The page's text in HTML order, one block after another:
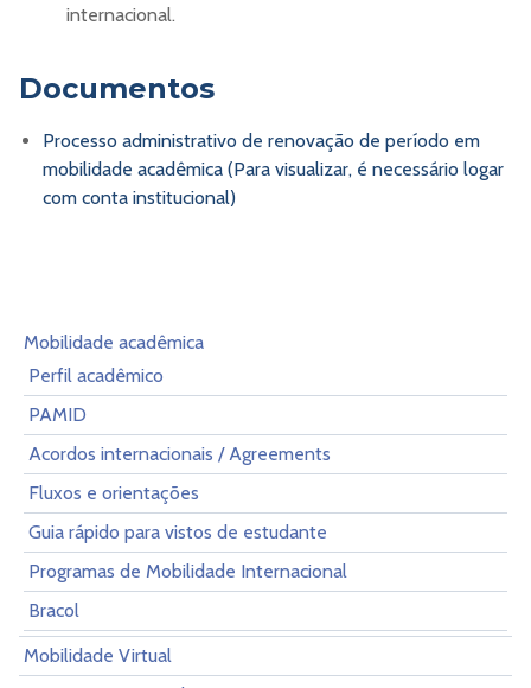
internacional.
Documentos
Processo administrativo de renovação de período em
mobilidade acadêmica (Para visualizar, é necessário logar
com conta institucional)
Mobilidade acadêmica
Perfil acadêmico
PAMID
Acordos internacionais / Agreements
Fluxos e orientações
Guia rápido para vistos de estudante
Programas de Mobilidade Internacional
Bracol
Mobilidade Virtual